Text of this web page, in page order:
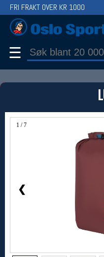
1 / 7
❮
FRI FRAKT OVER KR 1000
☰
Bruk